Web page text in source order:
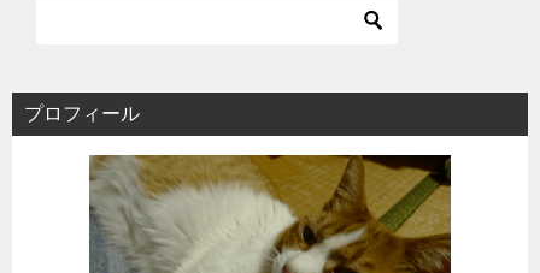
プロフィール